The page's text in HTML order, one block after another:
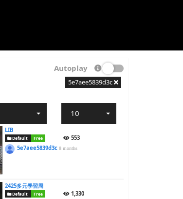
Autoplay
5e7aee5839d3c
10
LIB
Default Free
553
5e7aee5839d3c8 months
2425多元學習周
Default Free
1,330